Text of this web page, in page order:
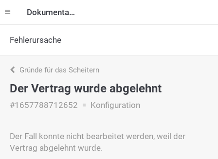
Dokumentation
Fehlerursache
Gründe für das Scheitern
Der Vertrag wurde abgelehnt
#1657788712652 Konfiguration
Der Fall konnte nicht bearbeitet werden, weil der
Vertrag abgelehnt wurde.